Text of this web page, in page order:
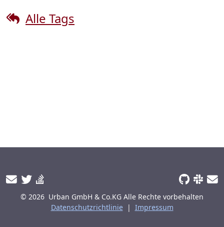
Alle Tags
© 2026 Urban GmbH & Co.KG Alle Rechte vorbehalten
Datenschutzrichtlinie
| Impressum